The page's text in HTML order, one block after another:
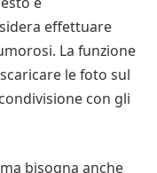
effettuare
La funzione
le foto sul
con gli
bisogna anche